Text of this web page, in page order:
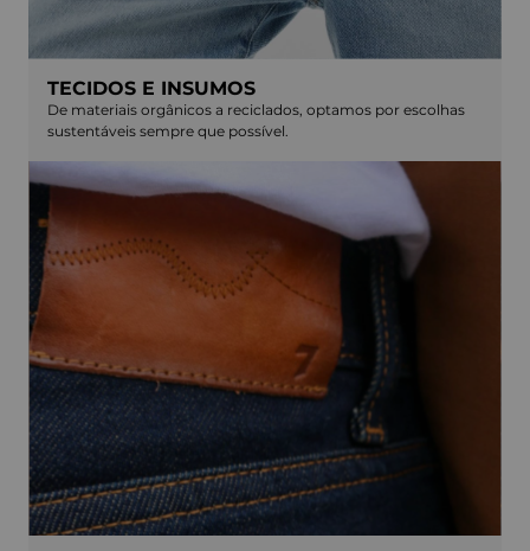
TECIDOS E INSUMOS
De materiais orgânicos a reciclados, optamos por escolhas
sustentáveis sempre que possível.